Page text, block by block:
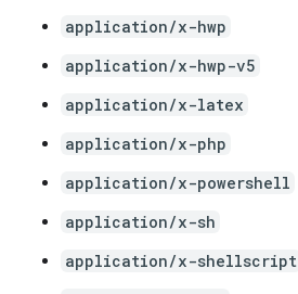
application/x-hwp
application/x-hwp-v5
application/x-latex
application/x-php
application/x-powershell
application/x-sh
application/x-shellscript